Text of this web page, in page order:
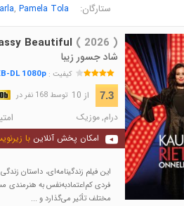
ستارگان: , Pamela Tola
Beautiful ( 2026 )
شاد جسور زیبا
کیفیت :DL 1080p
7.3 از 10 توسط 168 نفر در
درام,موزیک
امکان پخش آنلاین با
این فیلم زندگینامه‌ای، داستان
فردی کم‌اعتمادبه‌نفس به
مختلف تأثیر می‌گذارد و ...